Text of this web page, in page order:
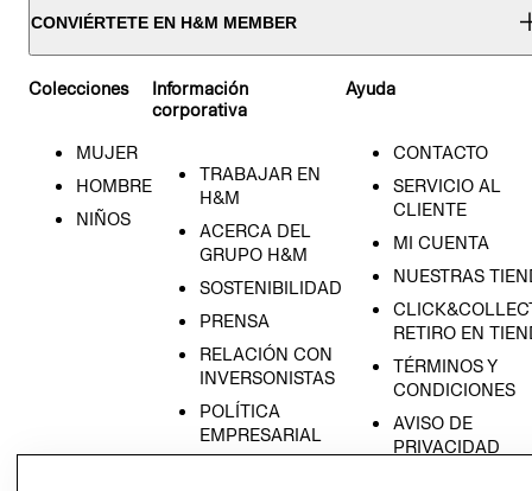
CONVIÉRTETE EN H&M MEMBER
Colecciones
MUJER
HOMBRE
NIÑOS
Información
corporativa
TRABAJAR EN
H&M
ACERCA DEL
GRUPO H&M
SOSTENIBILIDAD
PRENSA
RELACIÓN CON
INVERSONISTAS
POLÍTICA
EMPRESARIAL
Ayuda
CONTACTO
SERVICIO AL
CLIENTE
MI CUENTA
NUESTRAS
RETIRO EN
TÉRMINOS Y
CONDICIONES
AVISO DE
PRIVACIDAD
9–14A